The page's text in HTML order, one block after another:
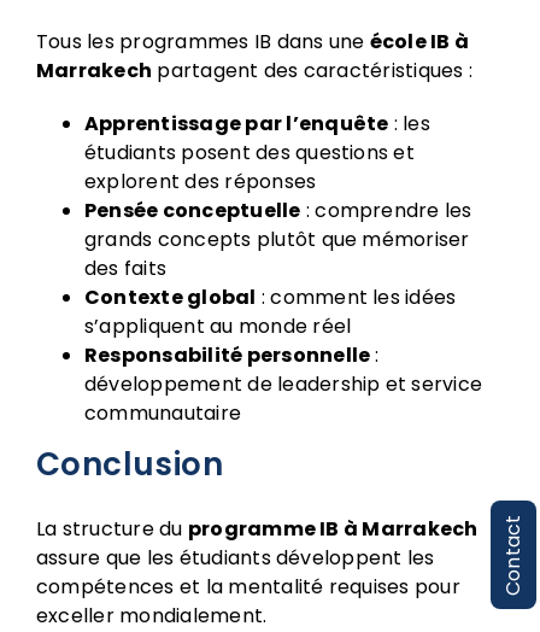
Tous les programmes IB dans une école IB à
Marrakech partagent des caractéristiques :
Apprentissage par l’enquête : les
étudiants posent des questions et
explorent des réponses
Pensée conceptuelle : comprendre les
grands concepts plutôt que mémoriser
des faits
Contexte global : comment les idées
s’appliquent au monde réel
Responsabilité personnelle:
développement de leadership et service
communautaire
Conclusion
La structure du programme IB à Marrakech
assure que les étudiants développent les
compétences et la mentalité requises pour
exceller mondialement.
Contact